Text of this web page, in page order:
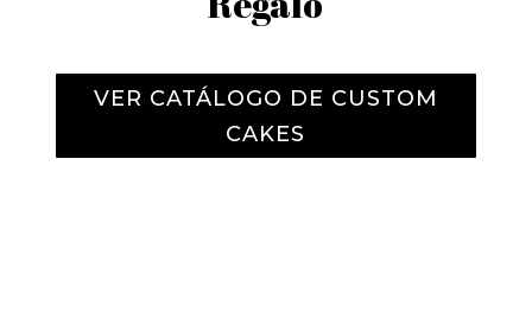
VER CATÁLOGO DE CUSTOM
CAKES